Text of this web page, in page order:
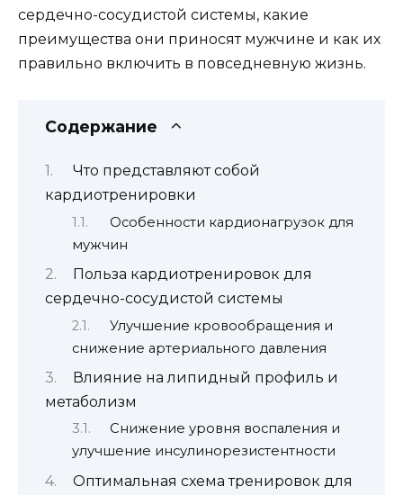
сердечно-сосудистой системы, какие
преимущества они приносят мужчине и как их
правильно включить в повседневную жизнь.
Содержание
Что представляют собой
кардиотренировки
Особенности кардионагрузок для
мужчин
Польза кардиотренировок для
сердечно-сосудистой системы
Улучшение кровообращения и
снижение артериального давления
Влияние на липидный профиль и
метаболизм
Снижение уровня воспаления и
улучшение инсулинорезистентности
Оптимальная схема тренировок для